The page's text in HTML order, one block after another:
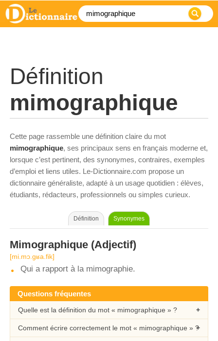
Définition
mimographique
Cette page rassemble une définition claire du mot
mimographique, ses principaux sens en français moderne et,
lorsque c’est pertinent, des synonymes, contraires, exemples
d’emploi et liens utiles. Le-Dictionnaire.com propose un
dictionnaire généraliste, adapté à un usage quotidien : élèves,
étudiants, rédacteurs, professionnels ou simples curieux.
Définition Synonymes
Mimographique (Adjectif)
[mi.mɔ.ɡʁa.fik]
Qui a rapport à la mimographie.
Questions fréquentes
Quelle est la définition du mot « mimographique » ?
Comment écrire correctement le mot « mimographique » ?